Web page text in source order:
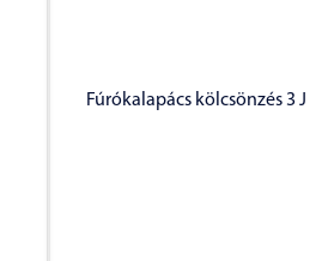
Fúrókalapács kölcsönzés 3 J